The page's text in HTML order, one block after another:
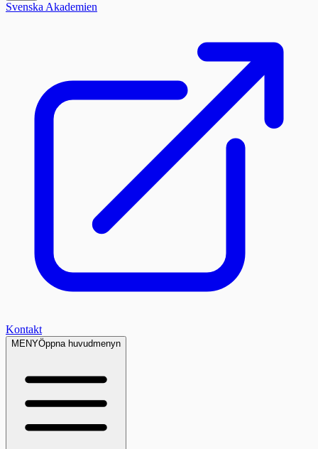
Svenska Akademien
Kontakt
MENYÖppna huvudmenyn